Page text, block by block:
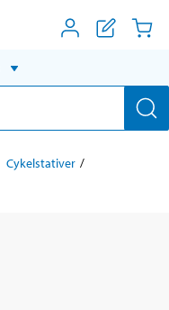
Cykelstativer